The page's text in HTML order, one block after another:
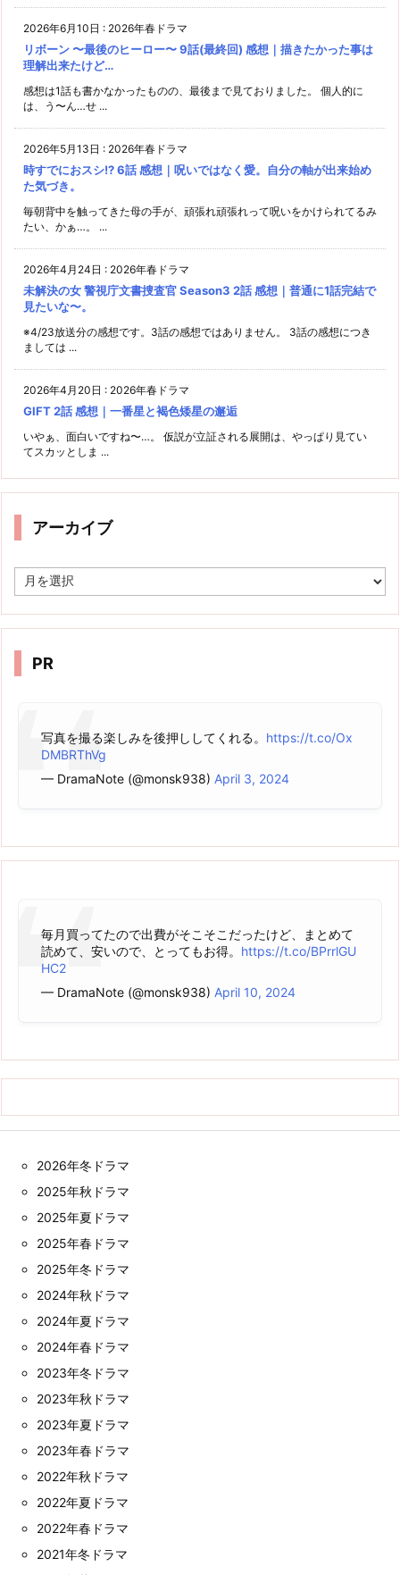
2026年6月10日 : 2026年春ドラマ
リボーン 〜最後のヒーロー〜 9話(最終回) 感想｜描きたかった事は
理解出来たけど…
感想は1話も書かなかったものの、最後まで見ておりました。 個人的に
は、う〜ん…せ ...
2026年5月13日 : 2026年春ドラマ
時すでにおスシ!? 6話 感想｜呪いではなく愛。自分の軸が出来始め
た気づき。
毎朝背中を触ってきた母の手が、頑張れ頑張れって呪いをかけられてるみ
たい、かぁ…。 ...
2026年4月24日 : 2026年春ドラマ
未解決の女 警視庁文書捜査官 Season3 2話 感想｜普通に1話完結で
見たいな〜。
※4/23放送分の感想です。3話の感想ではありません。 3話の感想につき
ましては ...
2026年4月20日 : 2026年春ドラマ
GIFT 2話 感想｜一番星と褐色矮星の邂逅
いやぁ、面白いですね〜…。 仮説が立証される展開は、やっぱり見てい
てスカッとしま ...
アーカイブ
ー
イ
PR
写真を撮る楽しみを後押ししてくれる。 https://t.co/Ox
DMBRThVg
— DramaNote (@monsk938) April 3, 2024
毎月買ってたので出費がそこそこだったけど、まとめて
読めて、安いので、とってもお得。 https://t.co/BPrrlGU
HC2
— DramaNote (@monsk938) April 10, 2024
2026年冬ドラマ
2025年秋ドラマ
2025年夏ドラマ
2025年春ドラマ
2025年冬ドラマ
2024年秋ドラマ
2024年夏ドラマ
2024年春ドラマ
2023年冬ドラマ
2023年秋ドラマ
2023年夏ドラマ
2023年春ドラマ
2022年秋ドラマ
2022年夏ドラマ
2022年春ドラマ
2021年冬ドラマ